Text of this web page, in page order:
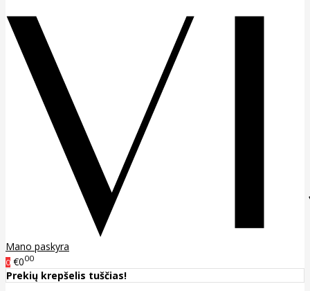
Mano paskyra
0 €000
Prekių krepšelis tuščias!